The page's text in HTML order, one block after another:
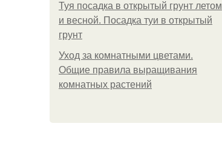
Туя посадка в открытый грунт летом
и весной. Посадка туи в открытый
грунт
Уход за комнатными цветами.
Общие правила выращивания
комнатных растений